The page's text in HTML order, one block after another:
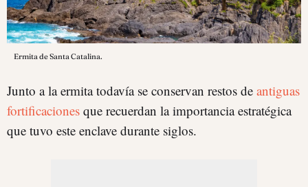
Ermita de Santa Catalina.
Junto a la ermita todavía se conservan restos de antiguas
fortificaciones que recuerdan la importancia estratégica
que tuvo este enclave durante siglos.